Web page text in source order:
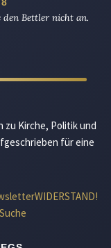
Bettler nicht an.
Kirche, Politik und
für eine
WIDERSTAND!
Suche